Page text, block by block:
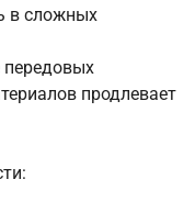
в сложных
продлевает